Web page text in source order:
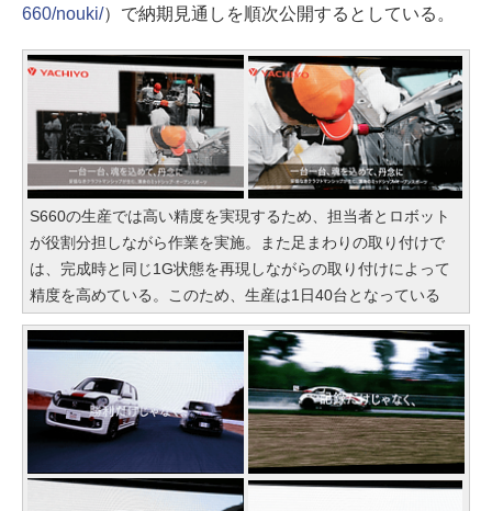
660/nouki/）で納期見通しを順次公開するとしている。
S660の生産では高い精度を実現するため、担当者とロボット
が役割分担しながら作業を実施。また足まわりの取り付けで
は、完成時と同じ1G状態を再現しながらの取り付けによって
精度を高めている。このため、生産は1日40台となっている